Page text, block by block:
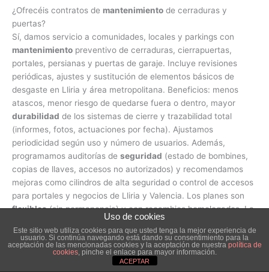
¿Ofrecéis contratos de mantenimiento de cerraduras y
puertas?
Sí, damos servicio a comunidades, locales y parkings con
mantenimiento preventivo de cerraduras, cierrapuertas,
portales, persianas y puertas de garaje. Incluye revisiones
periódicas, ajustes y sustitución de elementos básicos de
desgaste en Lliria y área metropolitana. Beneficios: menos
atascos, menor riesgo de quedarse fuera o dentro, mayor
durabilidad de los sistemas de cierre y trazabilidad total
(informes, fotos, actuaciones por fecha). Ajustamos
periodicidad según uso y número de usuarios. Además,
programamos auditorías de seguridad (estado de bombines,
copias de llaves, accesos no autorizados) y recomendamos
mejoras como cilindros de alta seguridad o control de accesos
para portales y negocios de Lliria y Valencia. Los planes son
flexibles(sin permanencia) y con recambios homologados. La
comunicación es centralizada con técnico de referencia para
agilizar avisos y coordinar accesos con administradores de
fincas.
Uso de cookies
Este sitio web utiliza cookies para que usted tenga la mejor experiencia de
usuario. Si continúa navegando está dando su consentimiento para la
aceptación de las mencionadas cookies y la aceptación de nuestra política de
cookies, pinche el enlace para mayor información.
ACEPTAR